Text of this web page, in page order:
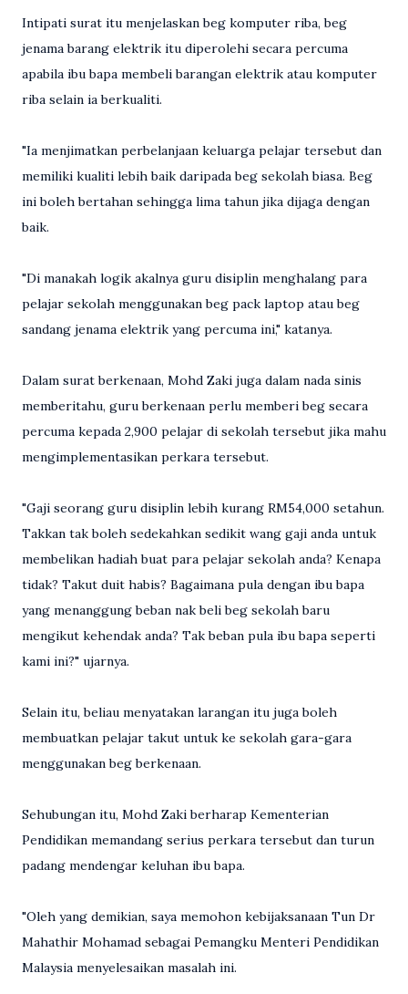
Intipati surat itu menjelaskan beg komputer riba, beg
jenama barang elektrik itu diperolehi secara percuma
apabila ibu bapa membeli barangan elektrik atau komputer
riba selain ia berkualiti.
"Ia menjimatkan perbelanjaan keluarga pelajar tersebut dan
memiliki kualiti lebih baik daripada beg sekolah biasa. Beg
ini boleh bertahan sehingga lima tahun jika dijaga dengan
baik.
"Di manakah logik akalnya guru disiplin menghalang para
pelajar sekolah menggunakan beg pack laptop atau beg
sandang jenama elektrik yang percuma ini," katanya.
Dalam surat berkenaan, Mohd Zaki juga dalam nada sinis
memberitahu, guru berkenaan perlu memberi beg secara
percuma kepada 2,900 pelajar di sekolah tersebut jika mahu
mengimplementasikan perkara tersebut.
"Gaji seorang guru disiplin lebih kurang RM54,000 setahun.
Takkan tak boleh sedekahkan sedikit wang gaji anda untuk
membelikan hadiah buat para pelajar sekolah anda? Kenapa
tidak? Takut duit habis? Bagaimana pula dengan ibu bapa
yang menanggung beban nak beli beg sekolah baru
mengikut kehendak anda? Tak beban pula ibu bapa seperti
kami ini?" ujarnya.
Selain itu, beliau menyatakan larangan itu juga boleh
membuatkan pelajar takut untuk ke sekolah gara-gara
menggunakan beg berkenaan.
Sehubungan itu, Mohd Zaki berharap Kementerian
Pendidikan memandang serius perkara tersebut dan turun
padang mendengar keluhan ibu bapa.
"Oleh yang demikian, saya memohon kebijaksanaan Tun Dr
Mahathir Mohamad sebagai Pemangku Menteri Pendidikan
Malaysia menyelesaikan masalah ini.